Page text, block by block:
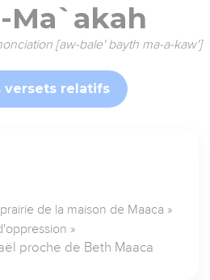
Ma`akah
[aw-bale' bayth ma-a-kaw']
versets relatifs
de la maison de Maaca »
»
proche de Beth Maaca